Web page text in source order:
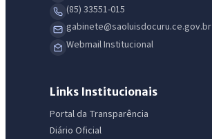
(85) 33551-015
gabinete@saoluisdocuru.ce.gov.br
Webmail Institucional
Links Institucionais
Portal da Transparência
Diário Oficial